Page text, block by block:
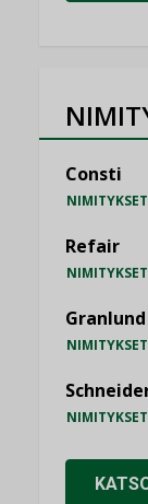
Consti
NIMITYKSET
Refair
NIMITYKSET
NIMITYKSET
NIMITYKSET